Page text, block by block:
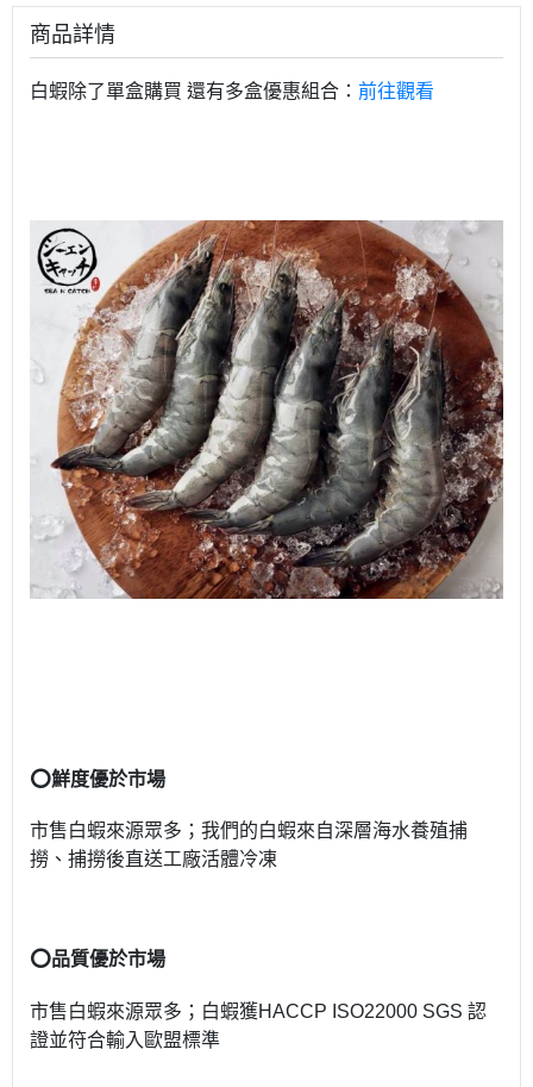
商品詳情
白蝦除了單盒購買 還有多盒優惠組合： 前往觀看
⭕️鮮度優於市場
市售白蝦來源眾多；我們的白蝦來自深層海水養殖捕
撈、捕撈後直送工廠活體冷凍
⭕️品質優於市場
市售白蝦來源眾多；白蝦獲HACCP ISO22000 SGS 認
證並符合輸入歐盟標準